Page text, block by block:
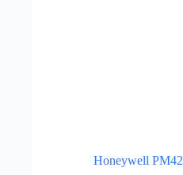
Honeywell PM42